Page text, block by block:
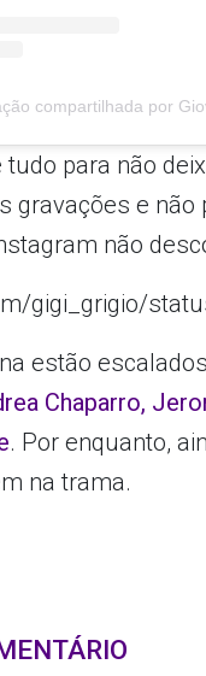
compartilhada por
para não
gravações e
não
gigi_grigio/
estão
Chaparro,
. Por enquanto,
na trama.